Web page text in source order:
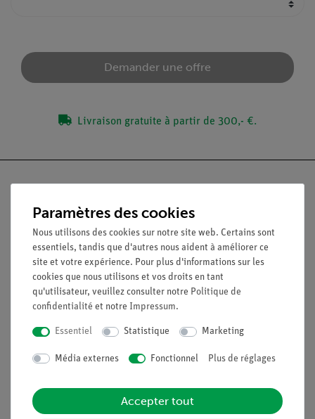
Demander une offre
Livraison gratuite à partir de 300,- €.
Légal
Contact
Conditions générales de vente
Mentions légales
Service
Paramètres des cookies
Nous utilisons des cookies sur notre site web. Certains sont
essentiels, tandis que d'autres nous aident à améliorer ce
site et votre expérience. Pour plus d'informations sur les
cookies que nous utilisons et vos droits en tant
qu'utilisateur, veuillez consulter notre Politique de
confidentialité et notre Impressum.
Essentiel Statistique Marketing
Média externes Fonctionnel Plus de réglages
Accepter tout